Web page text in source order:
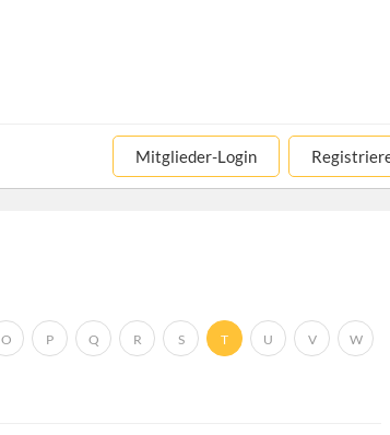
Mitglieder-Login
O P Q R S T U V W